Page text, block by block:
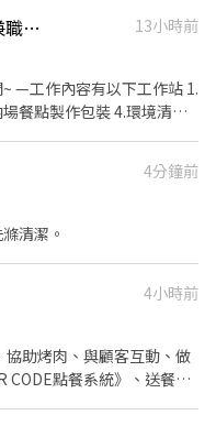
作時間於面試時告知
司或調配飲料等。 ．於顧
。 ．並負責結帳、收銀等
處理烹飪前與烹飪中之準備
、削、切各種食材。 ．負
🍕必勝客高雄覺民店🍕長期早班兼職人員$196-$246，另享外送獎金💰
13小時前
餐點製作包裝 4.環境清
代金 4.一切遵守勞工安全
個體力
4分鐘前
清潔。
4小時前
協助烤肉、與顧客互動、做
CODE點餐系統》、送餐、